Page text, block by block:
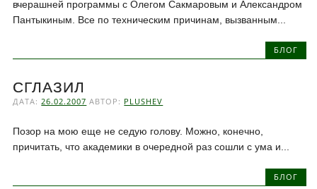
вчерашней программы с Олегом Сакмаровым и Александром
Пантыкиным. Все по техническим причинам, вызванным...
БЛОГ
СГЛАЗИЛ
ДАТА: 26.02.2007 АВТОР: PLUSHEV
Позор на мою еще не седую голову. Можно, конечно,
причитать, что академики в очередной раз сошли с ума и...
БЛОГ